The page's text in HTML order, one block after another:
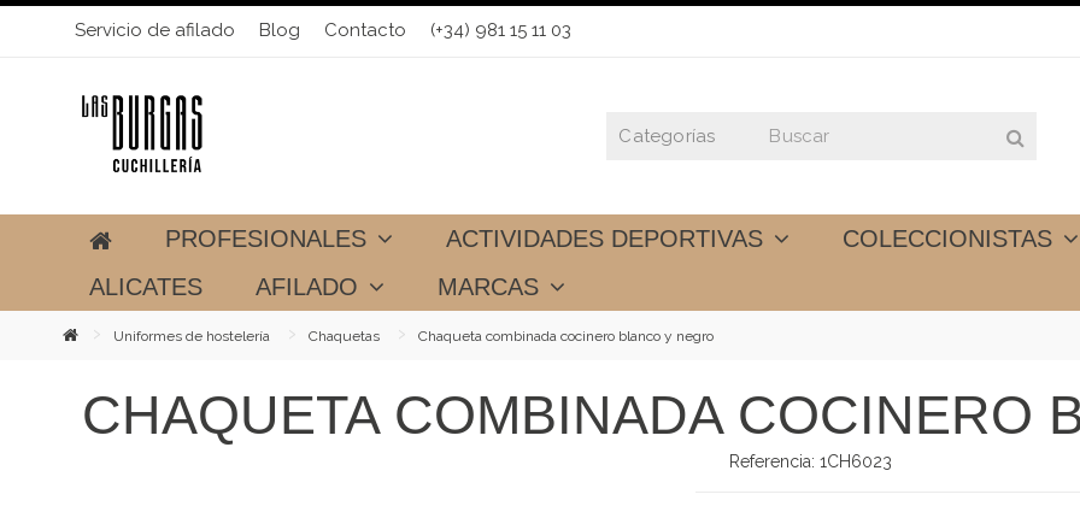
Servicio de afilado Blog Contacto (+34) 981 15 11 03
PROFESIONALES ACTIVIDADES DEPORTIVAS COLECCIONISTAS
ALICATES
AFILADO MARCAS
Uniformes de hostelería Chaquetas Chaqueta combinada cocinero blanco y negro
CHAQUETA COMBINADA COCINERO
Referencia: 1CH6023